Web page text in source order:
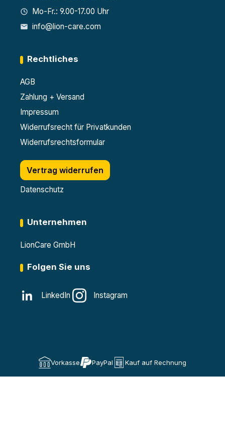
Mo-Fr.: 9.00-17.00 Uhr
info@lion-care.com
Rechtliches
AGB
Zahlung + Versand
Impressum
Widerrufsrecht für Privatkunden
Widerrufsrechtsformular
Vertrag widerrufen
Datenschutz
Unternehmen
LionCare GmbH
Folgen Sie uns
LinkedIn Instagram
Vorkasse PayPal Kauf auf Rechnung